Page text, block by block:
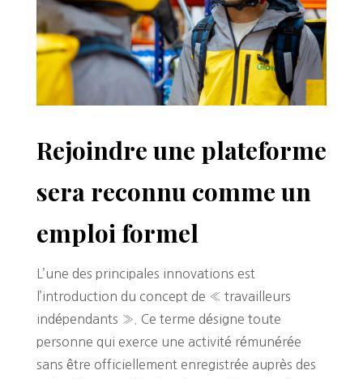
Rejoindre une plateforme
sera reconnu comme un
emploi formel
L’une des principales innovations est
l’introduction du concept de « travailleurs
indépendants ». Ce terme désigne toute
personne qui exerce une activité rémunérée
sans être officiellement enregistrée auprès des